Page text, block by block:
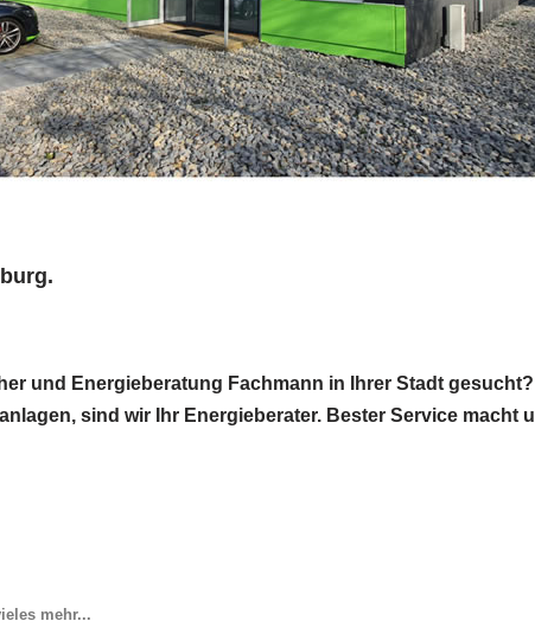
und Energieberatung Fachmann in Ihrer Stadt
sind wir Ihr Energieberater. Bester Service macht
mehr...